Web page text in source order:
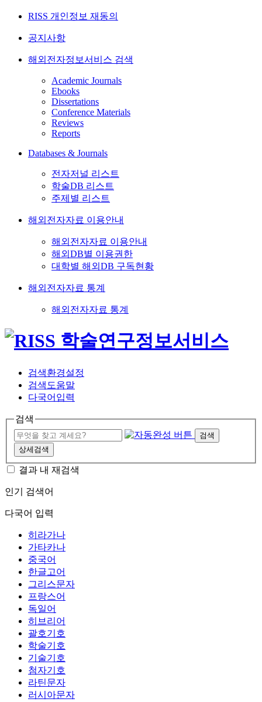
RISS 개인정보 재동의
공지사항
해외전자정보서비스 검색
Academic Journals
Ebooks
Dissertations
Conference Materials
Reviews
Reports
Databases & Journals
전자저널 리스트
학술DB 리스트
주제별 리스트
해외전자자료 이용안내
해외전자자료 이용안내
해외DB별 이용권한
대학별 해외DB 구독현황
해외전자자료 통계
해외전자자료 통계
검색환경설정
검색도움말
다국어입력
검색
검색
상세검색
결과 내 재검색
인기 검색어
다국어 입력
히라가나
가타카나
중국어
한글고어
그리스문자
프랑스어
독일어
히브리어
괄호기호
학술기호
기술기호
첨자기호
라틴문자
러시아문자